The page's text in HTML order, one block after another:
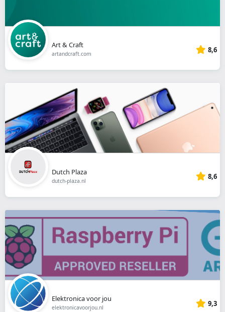
Art & Craft
artandcraft.com 8,6
Dutch Plaza
dutch-plaza.nl 8,6
Elektronica voor jou
elektronicavoorjou.nl 9,3